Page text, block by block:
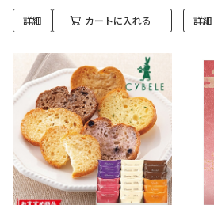
詳細 カートに入れる 詳細